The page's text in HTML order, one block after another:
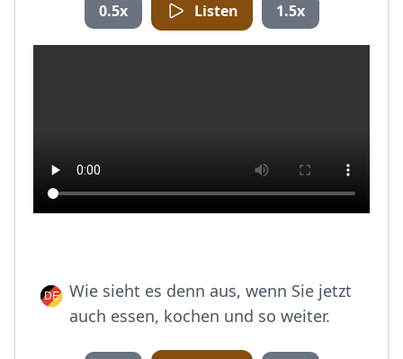
0.5x Listen 1.5x
Wie sieht es denn aus, wenn Sie jetzt
auch essen, kochen und so weiter.